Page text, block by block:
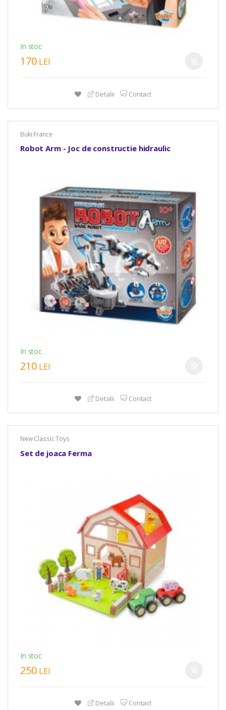
In stoc
170 LEI
Detalii Contact
Buki France
Robot Arm - Joc de constructie hidraulic
In stoc
210 LEI
Detalii Contact
New Classic Toys
Set de joaca Ferma
In stoc
250 LEI
Detalii Contact